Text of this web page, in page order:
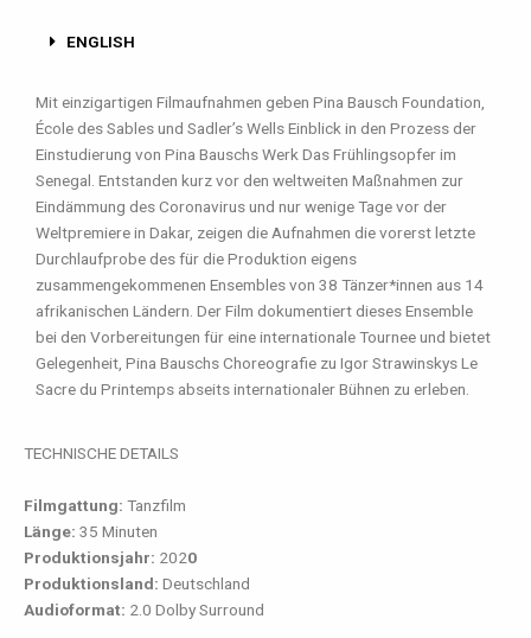
ENGLISH
Mit einzigartigen Filmaufnahmen geben Pina Bausch Foundation,
École des Sables und Sadler’s Wells Einblick in den Prozess der
Einstudierung von Pina Bauschs Werk Das Frühlingsopfer im
Senegal. Entstanden kurz vor den weltweiten Maßnahmen zur
Eindämmung des Coronavirus und nur wenige Tage vor der
Weltpremiere in Dakar, zeigen die Aufnahmen die vorerst letzte
Durchlaufprobe des für die Produktion eigens
zusammengekommenen Ensembles von 38 Tänzer*innen aus 14
afrikanischen Ländern. Der Film dokumentiert dieses Ensemble
bei den Vorbereitungen für eine internationale Tournee und bietet
Gelegenheit, Pina Bauschs Choreografie zu Igor Strawinskys Le
Sacre du Printemps abseits internationaler Bühnen zu erleben.
TECHNISCHE DETAILS
Filmgattung: Tanzfilm
Länge: 35 Minuten
Produktionsjahr: 2020
Produktionsland: Deutschland
Audioformat: 2.0 Dolby Surround